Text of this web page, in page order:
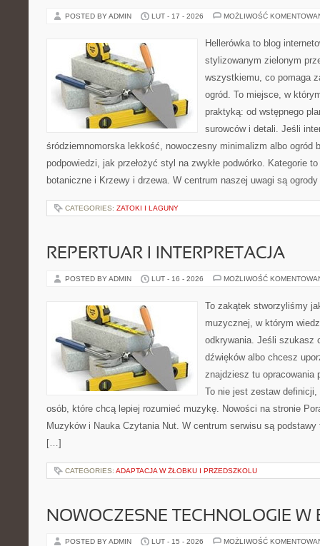
POSTED BY ADMIN LUT - 17 - 2026 MOŻLIWOŚĆ
Hellerówka to blog
stylizowanym zielonym
wszystkiemu, co pomaga
ogród. To miejsce, w
praktyką: od wstępnego
surowców i detali. Jeśli
śródziemnomorska lekkość, nowoczesny minimalizm albo ogród
podpowiedzi, jak przełożyć styl na zwykłe podwórko. Kategorie
botaniczne i Krzewy i drzewa. W centrum naszej uwagi są
CATEGORIES: ZATOKI I LAGUNY
REPERTUAR I INTERPRETACJA
POSTED BY ADMIN LUT - 16 - 2026 MOŻLIWOŚĆ
To zakątek stworzyliśmy
muzycznej, w którym
odkrywania. Jeśli szukasz
dźwięków albo chcesz
znajdziesz tu opracowania
To nie jest zestaw
osób, które chcą lepiej rozumieć muzykę. Nowości na stronie
Muzyków i Nauka Czytania Nut. W centrum serwisu są
[…]
CATEGORIES: ADAPTACJA W ŻŁOBKU I PRZEDSZKOLU
NOWOCZESNE TECHNOLOGIE W
POSTED BY ADMIN LUT - 15 - 2026 MOŻLIWOŚĆ